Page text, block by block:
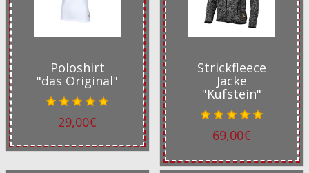
Poloshirt
"das Original"
29,00€
Strickfleece
Jacke
"Kufstein"
69,00€